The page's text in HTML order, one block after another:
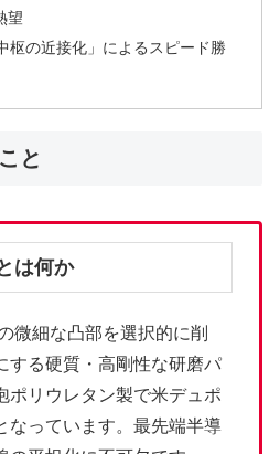
望
枢の近接化」によるスピード勝
と
は何か
微細な凸部を選択的に削
する硬質・高剛性な研磨パ
ポリウレタン製で米デュポ
なっています。最先端半導